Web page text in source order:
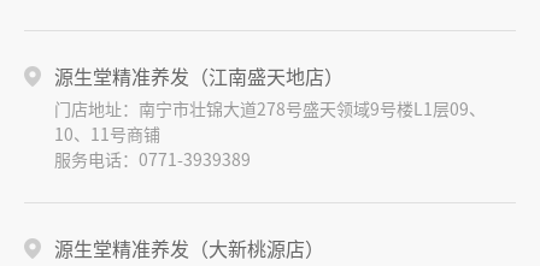
源生堂精准养发（江南盛天地店）
门店地址：南宁市壮锦大道278号盛天领域9号楼L1层09、
10、11号商铺
服务电话：0771-3939389
源生堂精准养发（大新桃源店）